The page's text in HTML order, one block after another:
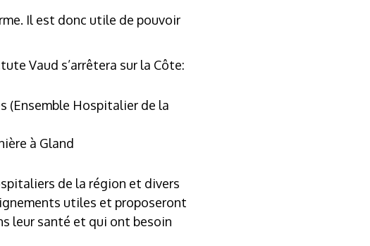
Il est donc utile de pouvoir
Vaud s’arrêtera sur la Côte:
(Ensemble Hospitalier de la
à Gland
de la région et divers
utiles et proposeront
leur santé et qui ont besoin